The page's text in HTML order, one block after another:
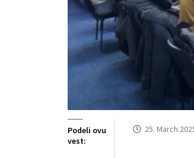
Podeli ovu
vest:
25. March